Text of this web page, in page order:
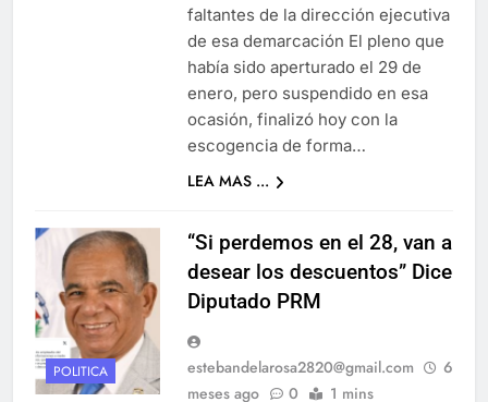
faltantes de la dirección ejecutiva
de esa demarcación El pleno que
había sido aperturado el 29 de
enero, pero suspendido en esa
ocasión, finalizó hoy con la
escogencia de forma…
LEA MAS ...
POLITICA
“Si perdemos en el 28, van a
desear los descuentos” Dice
Diputado PRM
estebandelarosa2820@gmail.com
6
meses ago
0 1 mins